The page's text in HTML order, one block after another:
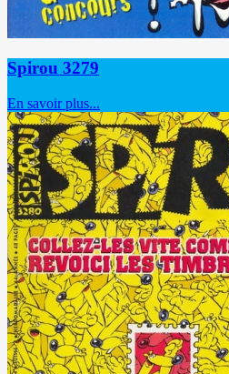
Spirou 3279
En savoir plus...